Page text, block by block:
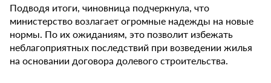
Подводя итоги, чиновница подчеркнула, что
министерство возлагает огромные надежды на новые
нормы. По их ожиданиям, это позволит избежать
неблагоприятных последствий при возведении жилья
на основании договора долевого строительства.